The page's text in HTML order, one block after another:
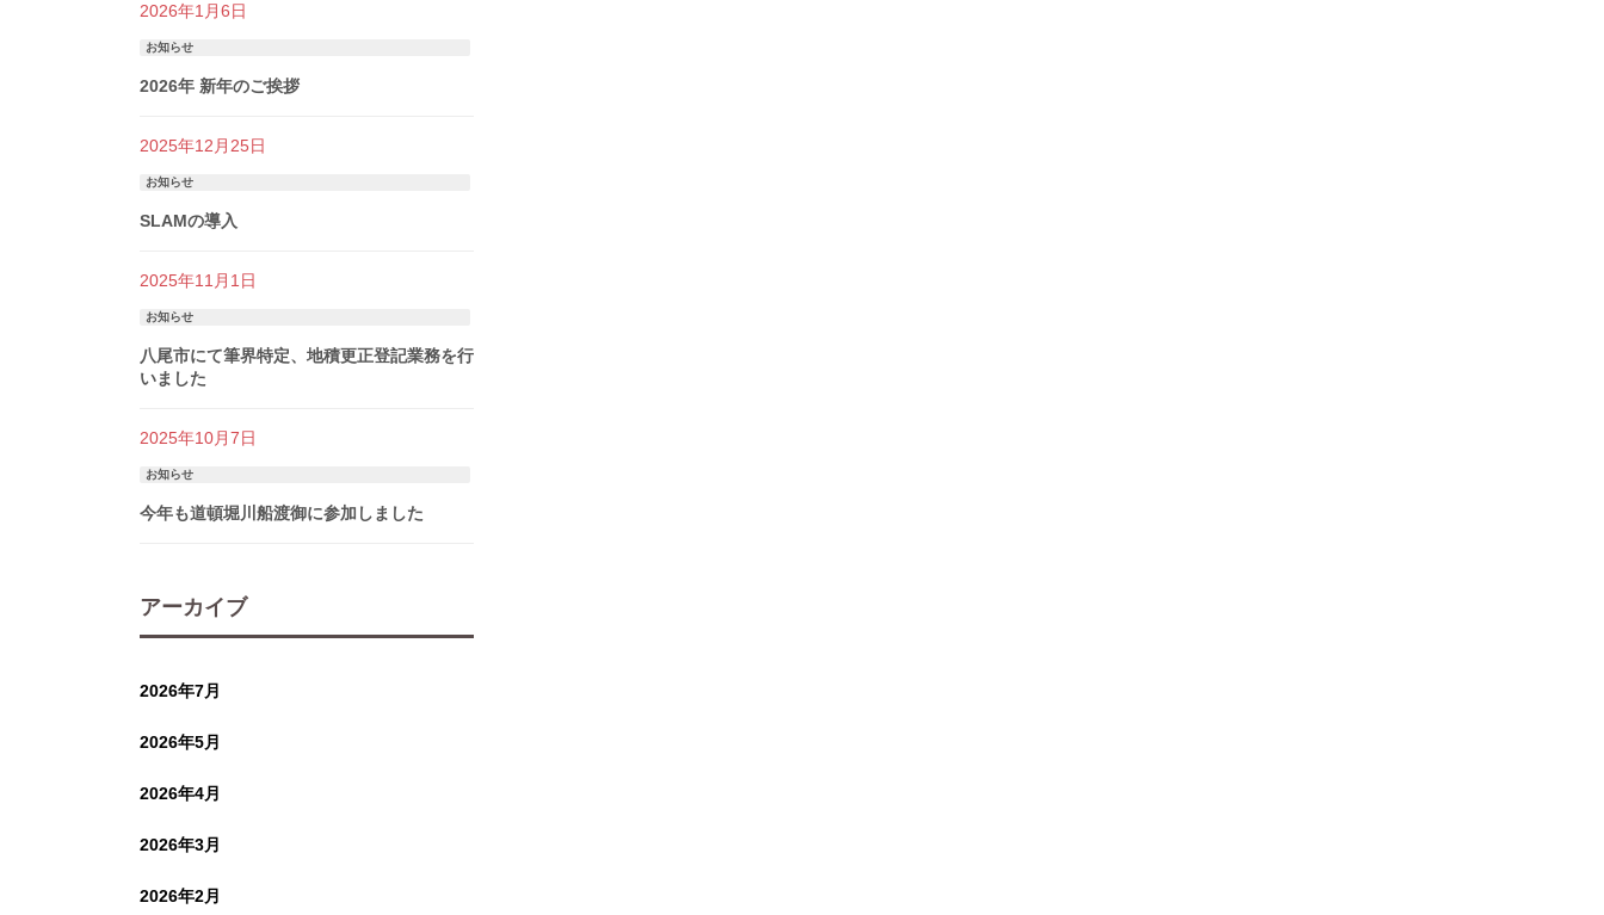
2026年1月6日
お知らせ
2026年 新年のご挨拶
2025年12月25日
お知らせ
SLAMの導入
2025年11月1日
お知らせ
八尾市にて筆界特定、地積更正登記業務を行
いました
2025年10月7日
お知らせ
今年も道頓堀川船渡御に参加しました
アーカイブ
2026年7月
2026年5月
2026年4月
2026年3月
2026年2月